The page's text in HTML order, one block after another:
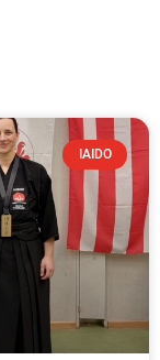
IAIDO